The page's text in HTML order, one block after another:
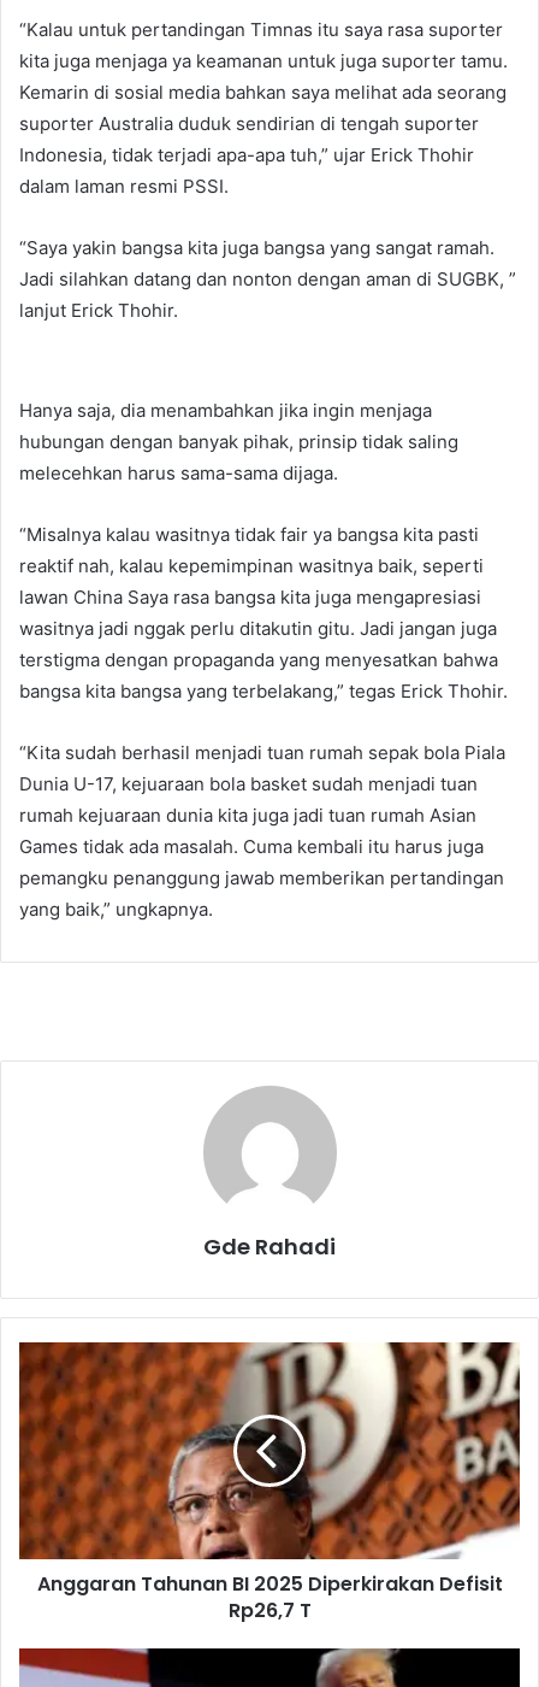
“Kalau untuk pertandingan Timnas itu saya rasa suporter
kita juga menjaga ya keamanan untuk juga suporter tamu.
Kemarin di sosial media bahkan saya melihat ada seorang
suporter Australia duduk sendirian di tengah suporter
Indonesia, tidak terjadi apa-apa tuh,” ujar Erick Thohir
dalam laman resmi PSSI.
“Saya yakin bangsa kita juga bangsa yang sangat ramah.
Jadi silahkan datang dan nonton dengan aman di SUGBK, ”
lanjut Erick Thohir.
Hanya saja, dia menambahkan jika ingin menjaga
hubungan dengan banyak pihak, prinsip tidak saling
melecehkan harus sama-sama dijaga.
“Misalnya kalau wasitnya tidak fair ya bangsa kita pasti
reaktif nah, kalau kepemimpinan wasitnya baik, seperti
lawan China Saya rasa bangsa kita juga mengapresiasi
wasitnya jadi nggak perlu ditakutin gitu. Jadi jangan juga
terstigma dengan propaganda yang menyesatkan bahwa
bangsa kita bangsa yang terbelakang,” tegas Erick Thohir.
“Kita sudah berhasil menjadi tuan rumah sepak bola Piala
Dunia U-17, kejuaraan bola basket sudah menjadi tuan
rumah kejuaraan dunia kita juga jadi tuan rumah Asian
Games tidak ada masalah. Cuma kembali itu harus juga
pemangku penanggung jawab memberikan pertandingan
yang baik,” ungkapnya.
Gde Rahadi
A
n
g
g
r
n
T
Anggaran Tahunan BI 2025 Diperkirakan Defisit
Rp26,7 T
S